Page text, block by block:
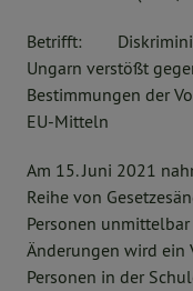
Betrifft:
Ungarn verstößt
Bestimmungen der
EU-Mitteln
Am 15. Juni 2021
Reihe von
Personen
Änderungen wird ein
Personen in der